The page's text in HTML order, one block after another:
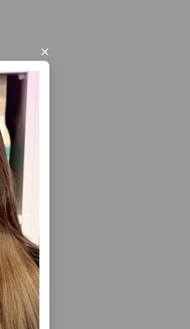
×
HAPPY CAT / HAPPY DOG VET RECOVERY
ADULT PIŞIKLƏR VƏ ITLƏR ÜÇÜN BƏRPA